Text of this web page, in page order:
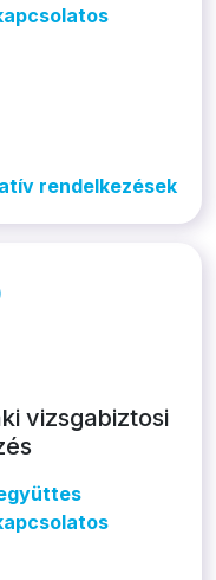
rendelkezések
vizsgabiztosi